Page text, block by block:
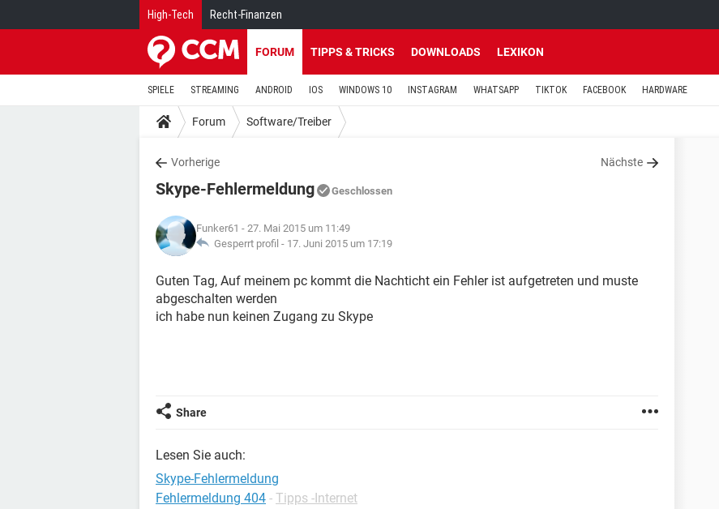
High-Tech Recht-Finanzen
FORUM TIPPS & TRICKS DOWNLOADS LEXIKON
SPIELE STREAMING ANDROID IOS WINDOWS 10 INSTAGRAM WHATSAPP TIKTOK FACEBOOK HARDWARE
Forum Software/Treiber
Vorherige Nächste
Skype-Fehlermeldung Geschlossen
Funker61 - 27. Mai 2015 um 11:49
Gesperrt profil - 17. Juni 2015 um 17:19
Guten Tag, Auf meinem pc kommt die Nachticht ein Fehler ist aufgetreten und muste
abgeschalten werden
ich habe nun keinen Zugang zu Skype
Share
Lesen Sie auch:
Skype-Fehlermeldung
Fehlermeldung 404 - Tipps -Internet